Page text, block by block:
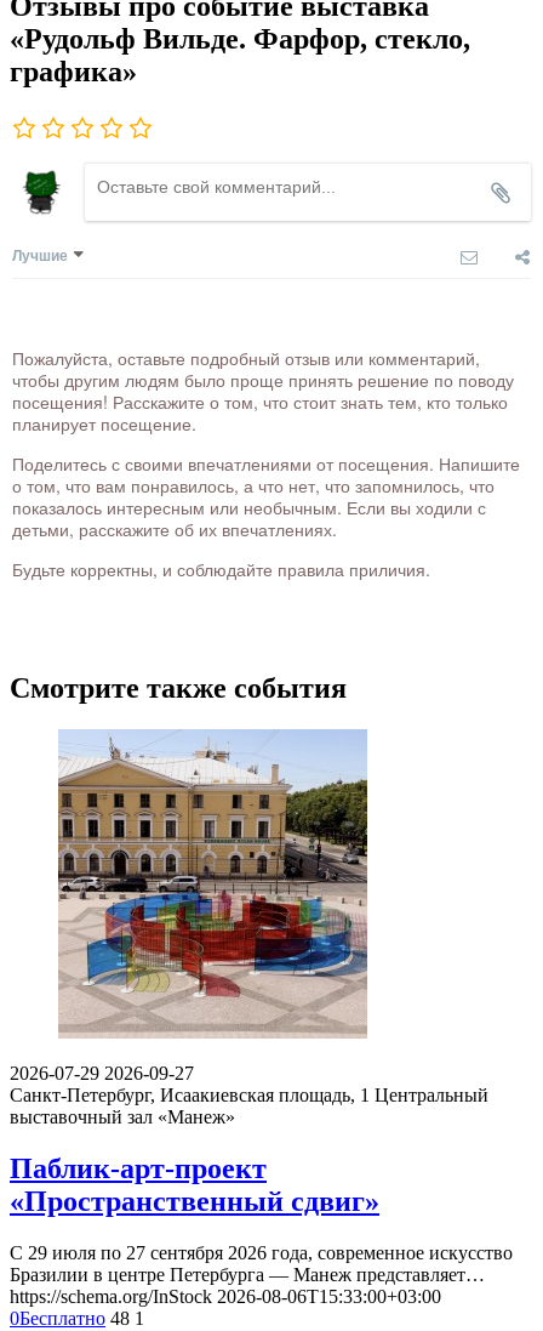
«Рудольф Вильде. Фарфор, стекло,
графика»
Лучшие
Пожалуйста, оставьте подробный отзыв или комментарий,
чтобы другим людям было проще принять решение по поводу
посещения! Расскажите о том, что стоит знать тем, кто только
планирует посещение.
Поделитесь с своими впечатлениями от посещения. Напишите
о том, что вам понравилось, а что нет, что запомнилось, что
показалось интересным или необычным. Если вы ходили с
детьми, расскажите об их впечатлениях.
Будьте корректны, и соблюдайте правила приличия.
Смотрите также события
2026-07-29 2026-09-27
Санкт-Петербург, Исаакиевская площадь, 1 Центральный
выставочный зал «Манеж»
Паблик-арт-проект
«Пространственный сдвиг»
С 29 июля по 27 сентября 2026 года, современное искусство
Бразилии в центре Петербурга — Манеж представляет…
https://schema.org/InStock 2026-08-06T15:33:00+03:00
0Бесплатно 48 1